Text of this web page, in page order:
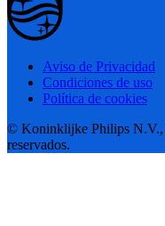
Aviso de Privacidad
Condiciones de uso
Política de cookies
© Koninklijke Philips N.V.,
reservados.